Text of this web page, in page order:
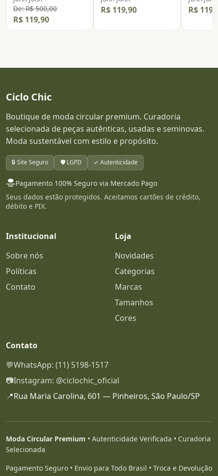
De: R$ 500,00
R$ 119,90
R$ 119,90 R$
Ciclo Chic
Boutique de moda circular premium. Curadoria
selecionada de peças autênticas, usadas e seminovas.
Moda sustentável com estilo e propósito.
🔒 Site Seguro 🛡️ LGPD ✓ Autenticidade
Pagamento 100% Seguro via Mercado Pago
Seus dados estão protegidos. Aceitamos cartões de crédito,
débito e PIX.
Institucional
Sobre nós
Políticas
Contato
Loja
Novidades
Categorias
Marcas
Tamanhos
Cores
Contato
💬WhatsApp: (11) 5198-1517
📷Instagram: @ciclochic_oficial
📍Rua Maria Carolina, 601 — Pinheiros, São Paulo/SP
Moda Circular Premium • Autenticidade Verificada • Curadoria
Selecionada
Pagamento Seguro • Envio para Todo Brasil • Troca e Devolução